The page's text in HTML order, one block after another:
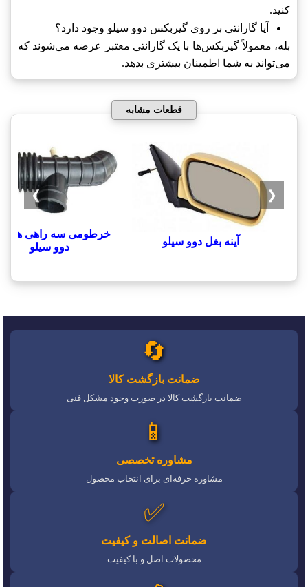
کنید.
آیا گارانتی بر روی گیربکس دوو سیلو وجود دارد؟
بله، معمولاً گیربکس‌ها با یک گارانتی معتبر عرضه می‌شوند که
می‌تواند به شما اطمینان بیشتری بدهد.
قطعات مشابه
آینه بغل دوو سیلو
خرطومی سه راهی
دوو سیلو
❮
❯
🔄
ضمانت بازگشت کالا
ضمانت بازگشت کالا در صورت وجود مشکل فنی
📱
مشاوره تخصصی
مشاوره حرفه‌ای برای انتخاب محصول
✅
ضمانت اصالت و کیفیت
محصولات اصل و با کیفیت